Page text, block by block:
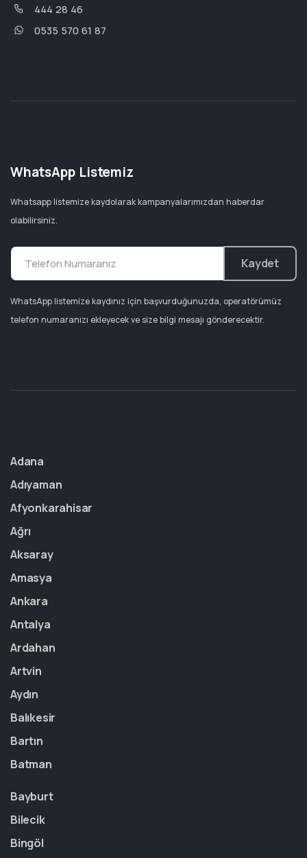
444 28 46
0535 570 61 87
WhatsApp Listemiz
Whatsapp listemize kaydolarak kampanyalarımızdan haberdar
olabilirsiniz.
Kaydet
WhatsApp listemize kaydınız için başvurduğunuzda, operatörümüz
telefon numaranızı ekleyecek ve size bilgi mesajı gönderecektir.
Adana
Adıyaman
Afyonkarahisar
Ağrı
Aksaray
Amasya
Ankara
Antalya
Ardahan
Artvin
Aydın
Balıkesir
Bartın
Batman
Bayburt
Bilecik
Bingöl